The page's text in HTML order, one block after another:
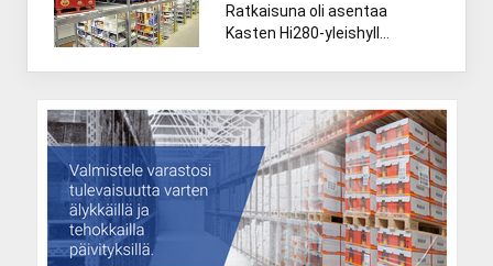
Ratkaisuna oli asentaa
Kasten Hi280-yleishyll…